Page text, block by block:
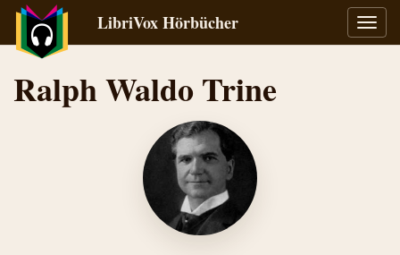
LibriVox Hörbücher
Ralph Waldo Trine